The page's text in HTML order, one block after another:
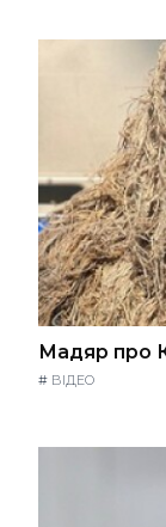
Мадяр про
# ВІДЕО